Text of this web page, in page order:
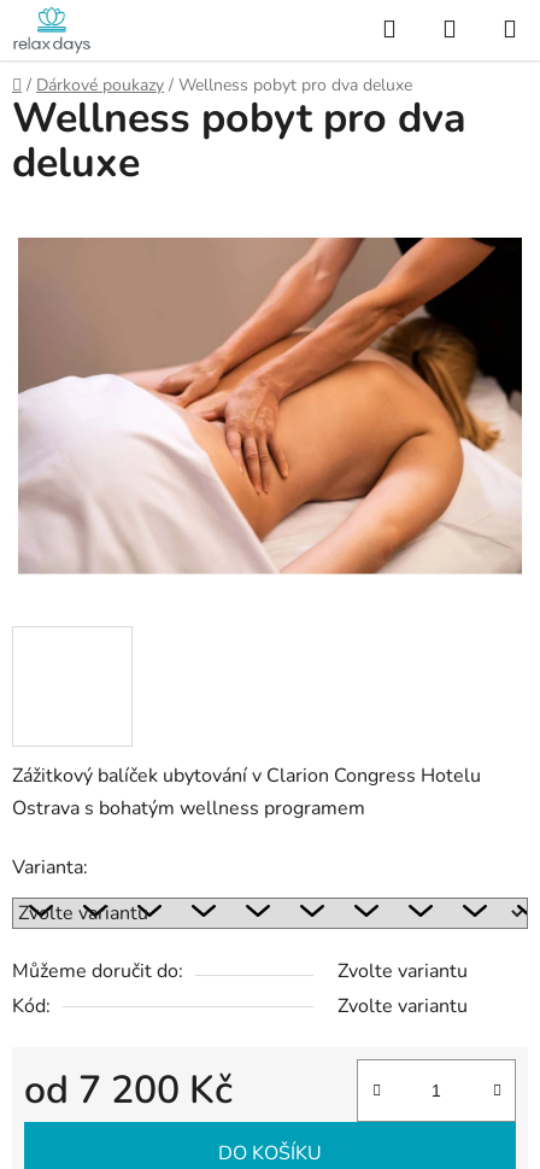
Přejít
na
obsah
Hledat
KOŠÍK
Domů
/ Dárkové poukazy / Wellness pobyt pro dva deluxe
Zážitkový balíček ubytování v Clarion Congress Hotelu
Ostrava s bohatým wellness programem
Varianta:
Můžeme doručit do:
Zvolte variantu
Kód:
Zvolte variantu
od 7 200 Kč
Měrná cena:
DO KOŠÍKU
Wellness pobyt pro dva
deluxe